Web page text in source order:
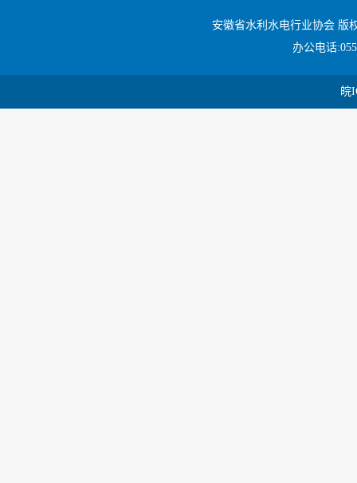
安徽省水利水电行业协会 版
办公电话
皖